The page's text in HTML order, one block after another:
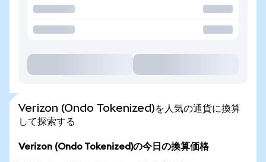
Verizon (Ondo Tokenized)を人気の通貨に換算
して探索する
Verizon (Ondo Tokenized)の今日の換算価格